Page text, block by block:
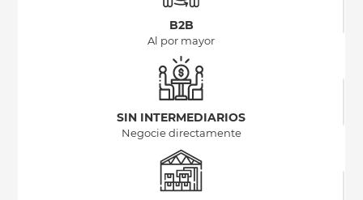
B2B
Al por mayor
SIN INTERMEDIARIOS
Negocie directamente